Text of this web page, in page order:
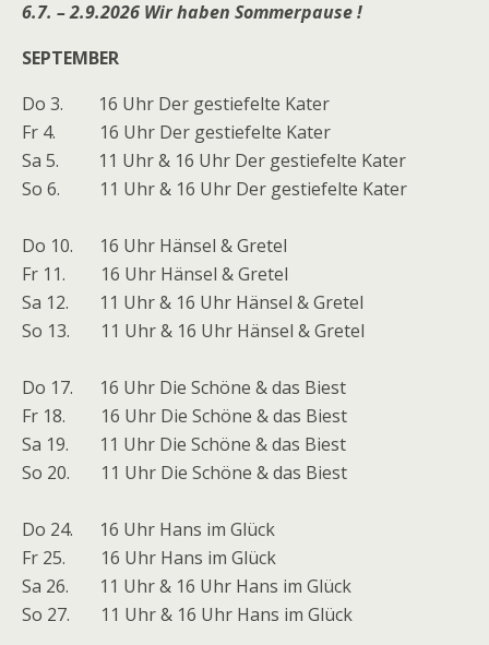
6.7. – 2.9.2026 Wir haben Sommerpause !
SEPTEMBER
Do 3. 16 Uhr Der gestiefelte Kater
Fr 4. 16 Uhr Der gestiefelte Kater
Sa 5. 11 Uhr & 16 Uhr Der gestiefelte Kater
So 6. 11 Uhr & 16 Uhr Der gestiefelte Kater
Do 10. 16 Uhr Hänsel & Gretel
Fr 11. 16 Uhr Hänsel & Gretel
Sa 12. 11 Uhr & 16 Uhr Hänsel & Gretel
So 13. 11 Uhr & 16 Uhr Hänsel & Gretel
Do 17. 16 Uhr Die Schöne & das Biest
Fr 18. 16 Uhr Die Schöne & das Biest
Sa 19. 11 Uhr Die Schöne & das Biest
So 20. 11 Uhr Die Schöne & das Biest
Do 24. 16 Uhr Hans im Glück
Fr 25. 16 Uhr Hans im Glück
Sa 26. 11 Uhr & 16 Uhr Hans im Glück
So 27. 11 Uhr & 16 Uhr Hans im Glück